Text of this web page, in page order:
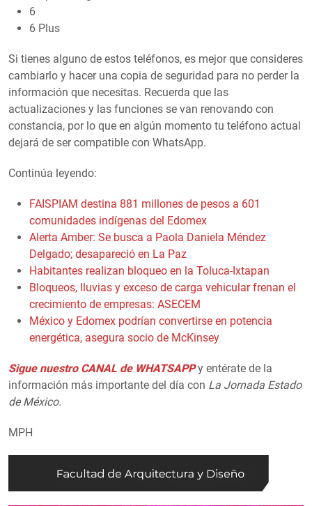
6
6 Plus
Si tienes alguno de estos teléfonos, es mejor que consideres
cambiarlo y hacer una copia de seguridad para no perder la
información que necesitas. Recuerda que las
actualizaciones y las funciones se van renovando con
constancia, por lo que en algún momento tu teléfono actual
dejará de ser compatible con WhatsApp.
Continúa leyendo:
FAISPIAM destina 881 millones de pesos a 601
comunidades indígenas del Edomex
Alerta Amber: Se busca a Paola Daniela Méndez
Delgado; desapareció en La Paz
Habitantes realizan bloqueo en la Toluca-Ixtapan
Bloqueos, lluvias y exceso de carga vehicular frenan el
crecimiento de empresas: ASECEM
México y Edomex podrían convertirse en potencia
energética, asegura socio de McKinsey
Sigue nuestro CANAL de WHATSAPP y entérate de la
información más importante del día con La Jornada Estado
de México.
MPH